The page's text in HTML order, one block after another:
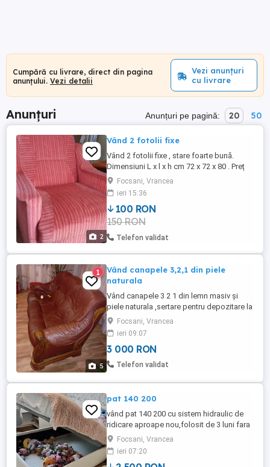
Cumpără cu livrare, direct din pagina
anunțului. Vezi detalii
Vezi anunțuri
cu livrare
Anunțuri Anunțuri pe pagină: 20 50
2
Vând 2 fotolii fixe
Vând 2 fotolii fixe , stare foarte bună.
Dimensiuni L x l x h cm 72 x 72 x 80 . Preț
100 lei pe buc. Ridicare din Vlăhița, juhd.
Harghita. Tel.
Focsani, Vrancea
ieri 15:36
100 RON
150 RON
Telefon validat
5
1
Vând canapele 3,2,1 din piele
naturala
Vând canapele 3 2 1 din lemn masiv și
piele naturala ,sertare pentru depozitare la
fiecare corp in parte.Necesita un pic de
recondiționare la canapeaua de 3 locuri.
Focsani, Vrancea
ieri 09:07
3 000 RON
Telefon validat
pat 140 200
vând pat 140 200 cu sistem hidraulic de
ridicare aproape nou,folosit de 3 luni fara
nici un defect. se vinde împreună cu saltea
și 2 noptiere
Focsani, Vrancea
ieri 07:20